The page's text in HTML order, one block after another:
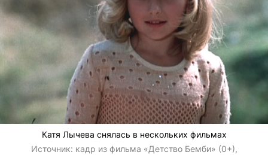
Катя Лычева снялась в нескольких фильмах
Источник: кадр из фильма «Детство Бемби» (0+),